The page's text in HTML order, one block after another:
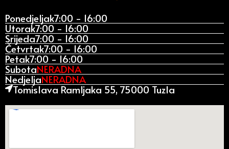
Ponedjeljak7:00 - 16:00
Utorak7:00 - 16:00
Srijeda7:00 - 16:00
Četvrtak7:00 - 16:00
Petak7:00 - 16:00
SubotaNERADNA
NedjeljaNERADNA
Tomislava Ramljaka 55, 75000 Tuzla